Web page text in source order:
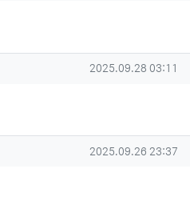
작성일
2025.09.28 03:11
작성일
2025.09.26 23:37